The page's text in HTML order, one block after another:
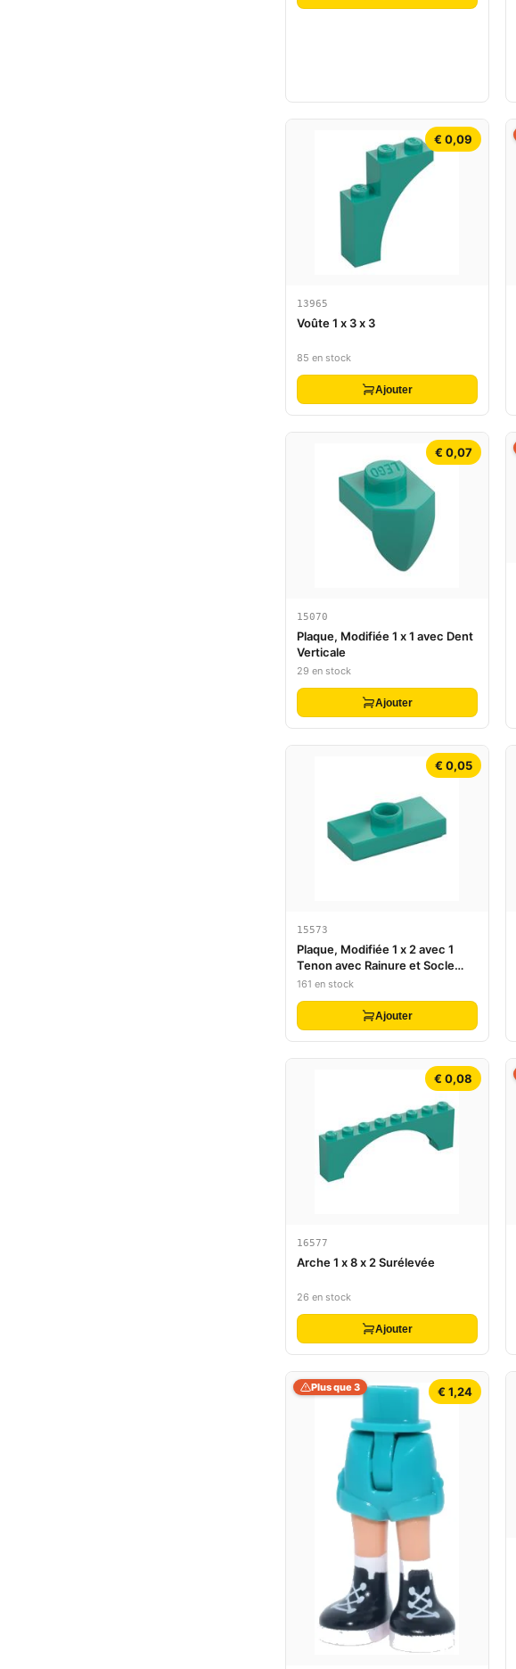
€ 0,09
13965
Voûte 1 x 3 x 3
85 en stock
Ajouter
€ 0,07
15070
Plaque, Modifiée 1 x 1 avec Dent
Verticale
29 en stock
Ajouter
€ 0,05
15573
Plaque, Modifiée 1 x 2 avec 1
Tenon avec Rainure et Socle
Tenon Inférieur (Jumper)
161 en stock
Ajouter
€ 0,08
16577
Arche 1 x 8 x 2 Surélevée
26 en stock
Ajouter
€ 1,24
Plus que 3